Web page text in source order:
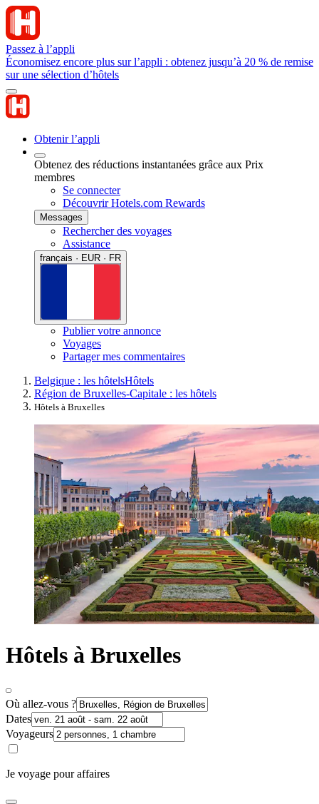
Passez à l’appli
Économisez encore plus sur l’appli : obtenez jusqu’à 20 % de remise
sur une sélection d’hôtels
Obtenir l’appli
Obtenez des réductions instantanées grâce aux Prix
membres
Se connecter
Découvrir Hotels.com Rewards
Messages
Rechercher des voyages
Assistance
français · EUR · FR
Publier votre annonce
Voyages
Partager mes commentaires
Belgique : les hôtelsHôtels
Région de Bruxelles-Capitale : les hôtels
Hôtels à Bruxelles
Hôtels à Bruxelles
Où allez-vous ?
Dates
Voyageurs
Je voyage pour affaires